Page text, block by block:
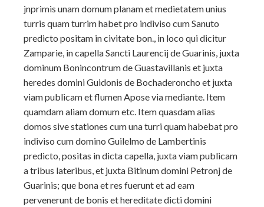
jnprimis unam domum planam et medietatem unius
turris quam turrim habet pro indiviso cum Sanuto
predicto positam in civitate bon., in loco qui dicitur
Zamparie, in capella Sancti Laurencij de Guarinis, juxta
dominum Bonincontrum de Guastavillanis et juxta
heredes domini Guidonis de Bochaderoncho et juxta
viam publicam et flumen Apose via mediante. Item
quamdam aliam domum etc. Item quasdam alias
domos sive stationes cum una turri quam habebat pro
indiviso cum domino Guilelmo de Lambertinis
predicto, positas in dicta capella, juxta viam publicam
a tribus lateribus, et juxta Bitinum domini Petronj de
Guarinis; que bona et res fuerunt et ad eam
pervenerunt de bonis et hereditate dicti domini